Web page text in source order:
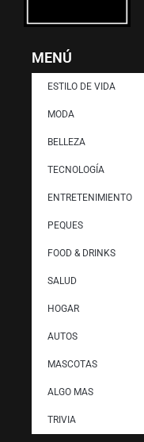
MENÚ
ESTILO DE VIDA
MODA
BELLEZA
TECNOLOGÍA
ENTRETENIMIENTO
PEQUES
FOOD & DRINKS
SALUD
HOGAR
AUTOS
MASCOTAS
ALGO MAS
TRIVIA